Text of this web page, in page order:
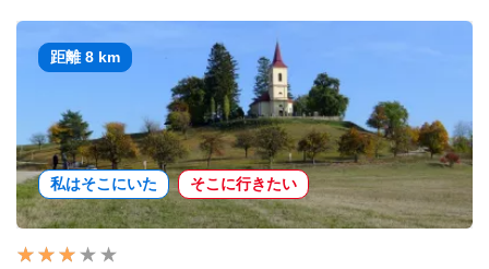
距離 8 km
私はそこにいた そこに行きたい